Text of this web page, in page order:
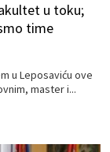
u toku;
time
u Leposaviću ove
master i...